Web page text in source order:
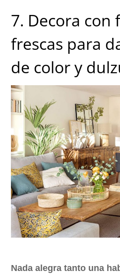
7. Decora con
frescas para
de color y
Nada alegra tanto una